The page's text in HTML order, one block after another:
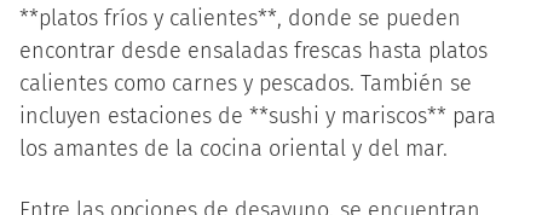
**platos fríos y calientes**, donde se pueden
encontrar desde ensaladas frescas hasta platos
calientes como carnes y pescados. También se
incluyen estaciones de **sushi y mariscos** para
los amantes de la cocina oriental y del mar.